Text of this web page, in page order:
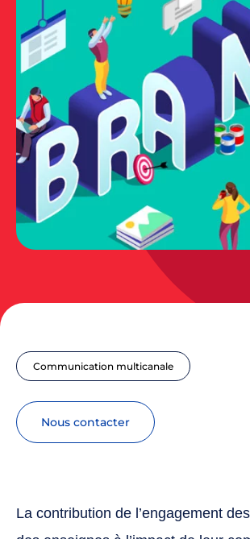
Communication multicanale
nous contacter
La contribution de l’engagement